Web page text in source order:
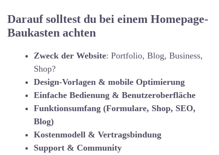
Darauf solltest du bei einem Homepage-
Baukasten achten
Zweck der Website: Portfolio, Blog, Business,
Shop?
Design-Vorlagen & mobile Optimierung
Einfache Bedienung & Benutzeroberfläche
Funktionsumfang (Formulare, Shop, SEO,
Blog)
Kostenmodell & Vertragsbindung
Support & Community